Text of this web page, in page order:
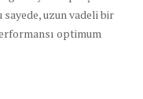
uzun vadeli bir
optimum